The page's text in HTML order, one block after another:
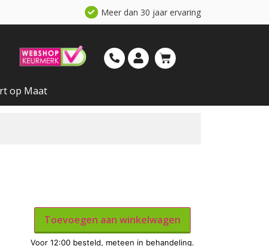
Meer dan 30 jaar ervaring
op Maat
Toevoegen aan winkelwagen